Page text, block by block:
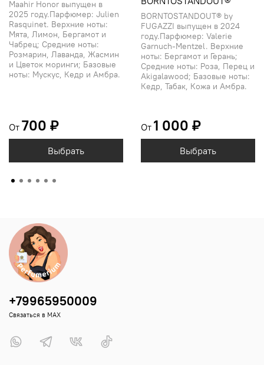
Maahir Honor выпущен в
2025 году.Парфюмер: Julien
Rasquinet. Верхние ноты:
Мята, Лимон, Бергамот и
Чабрец; Средние ноты:
Розмарин, Лаванда, Жасмин
и Цветок моринги; Базовые
ноты: Мускус, Кедр и Амбра.
От 700 ₽
Выбрать
BORNTOSTANDOUT® by
FUGAZZI выпущен в 2024
году.Парфюмер: Valerie
Garnuch-Mentzel. Верхние
ноты: Бергамот и Герань;
Средние ноты: Роза, Перец и
Akigalawood; Базовые ноты:
Кедр, Табак, Кожа и Амбра.
От 1 000 ₽
Выбрать
+79965950009
Связаться в MAX